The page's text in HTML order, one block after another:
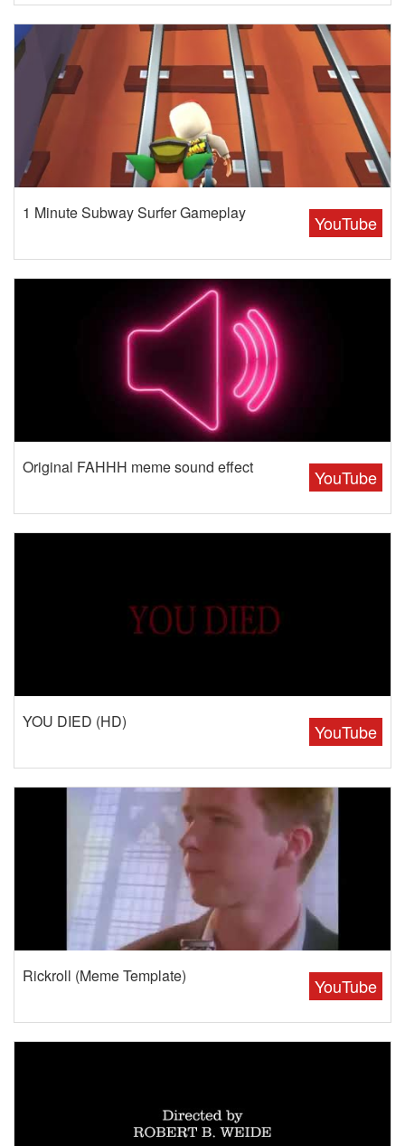
YouTube
1 Minute Subway Surfer Gameplay
YouTube
Original FAHHH meme sound effect
YouTube
YOU DIED (HD)
YouTube
Rickroll (Meme Template)